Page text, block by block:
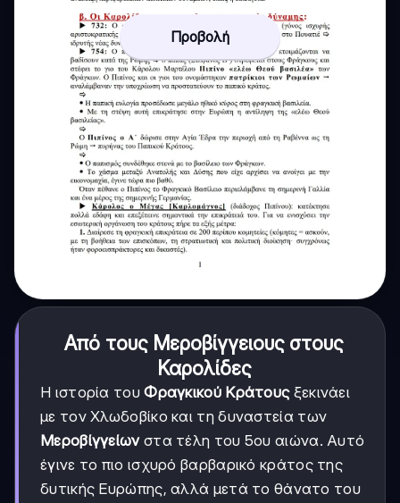
Προβολή
Από τους Μεροβίγγειους στους
Καρολίδες
Η ιστορία τουΦραγκικού Κράτουςξεκινάει
με τον Χλωδοβίκο και τη δυναστεία των
Μεροβίγγείωνστα τέλη του 5ου αιώνα. Αυτό
έγινε το πιο ισχυρό βαρβαρικό κράτος της
δυτικής Ευρώπης, αλλά μετά το θάνατο του